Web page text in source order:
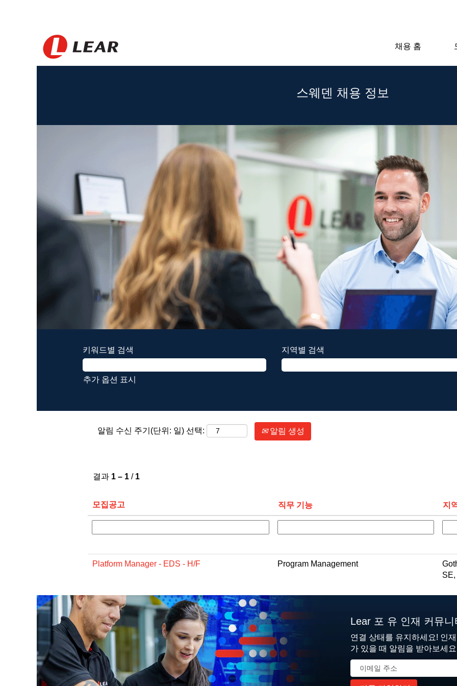
채용 홈
스웨덴 채용 정보
키워드별 검색 지역별 검색
추가 옵션 표시
알림 수신 주기(단위: 일) 선택: 알림 생성
결과 1 – 1 / 1
모집공고 직무 기능 지
Platform Manager - EDS - H/F Program Management
Lear 포 유 인재 커뮤
연결 상태를 유지하세요! 인
가 있을 때 알림을 받아보세